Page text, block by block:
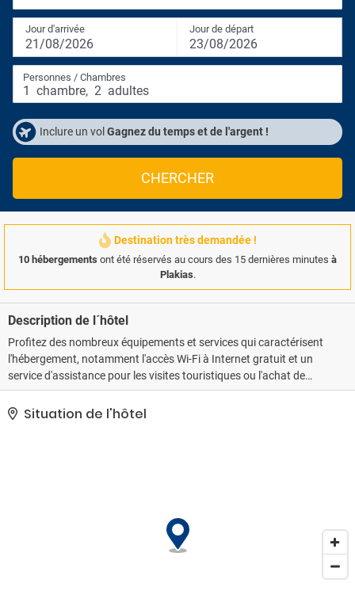
Jour d'arrivée
21/08/2026
Jour de départ
23/08/2026
Personnes / Chambres
1 chambre, 2 adultes
Inclure un vol Gagnez du temps et de l'argent !
CHERCHER
Destination très demandée !
10 hébergements ont été réservés au cours des 15 dernières minutes à
Plakias.
Description de l´hôtel
Profitez des nombreux équipements et services qui caractérisent
l'hébergement, notamment l'accès Wi-Fi à Internet gratuit et un
service d'assistance pour les visites touristiques ou l'achat de
billets.. Les équipements et services proposés incluent un service
de nettoyage à sec / blanchisserie, une consigne à bagages et une
Situation de l'hôtel